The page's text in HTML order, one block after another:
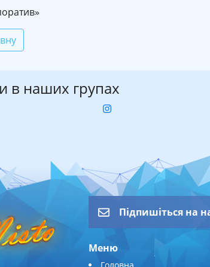
в наших групах
Підпишіться на
Меню